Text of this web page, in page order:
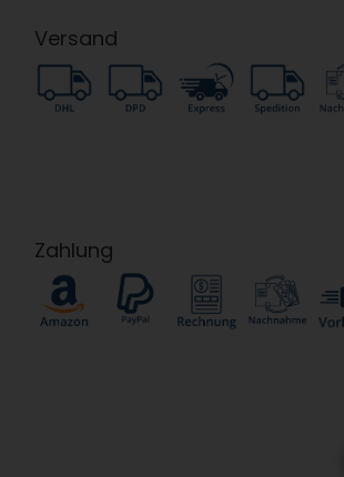
Versand
Zahlung